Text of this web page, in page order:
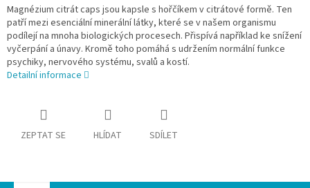
Magnézium citrát caps jsou kapsle s hořčíkem v citrátové formě. Ten
patří mezi esenciální minerální látky, které se v našem organismu
podílejí na mnoha biologických procesech. Přispívá například ke snížení
vyčerpání a únavy. Kromě toho pomáhá s udržením normální funkce
psychiky, nervového systému, svalů a kostí.
Detailní informace
ZEPTAT SE HLÍDAT SDÍLET